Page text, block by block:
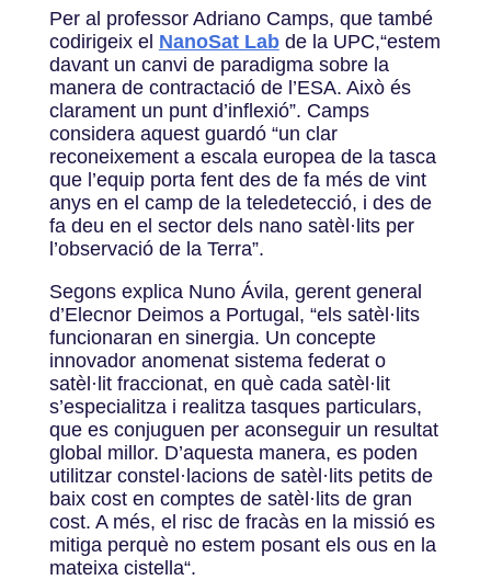
Per al professor Adriano Camps, que també
codirigeix el NanoSat Labde la UPC,“estem
davant un canvi de paradigma sobre la
manera de contractació de l’ESA. Això és
clarament un punt d’inflexió”. Camps
considera aquest guardó “un clar
reconeixement a escala europea de la tasca
que l’equip porta fent des de fa més de vint
anys en el camp de la teledetecció, i des de
fa deu en el sector dels nano satèl·lits per
l’observació de la Terra”.
Segons explica Nuno Ávila, gerent general
d’Elecnor Deimos a Portugal, “els satèl·lits
funcionaran en sinergia. Un concepte
innovador anomenat sistema federat o
satèl·lit fraccionat, en què cada satèl·lit
s’especialitza i realitza tasques particulars,
que es conjuguen per aconseguir un resultat
global millor. D’aquesta manera, es poden
utilitzar constel·lacions de satèl·lits petits de
baix cost en comptes de satèl·lits de gran
cost. A més, el risc de fracàs en la missió es
mitiga perquè no estem posant els ous en la
mateixa cistella“.